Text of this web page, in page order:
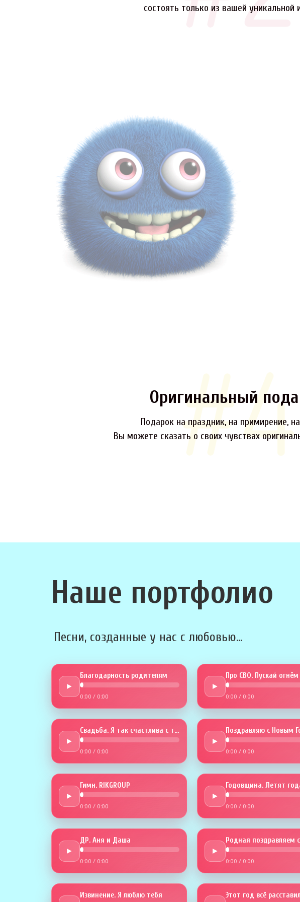
состоять только из вашей уникальной
Оригинальный
Подарок на праздник, на примирение,
Вы можете сказать о своих чувствах
Наше портфолио
Песни, созданные у нас с любовью...
►
Благодарность родителям
0:00 / 0:00
►
Про СВО. Пускай огнём
0:00 / 0:00
►
Свадьба. Я так счастлива с тобой
0:00 / 0:00
►
Поздравляю с Новым
0:00 / 0:00
►
Гимн. RIKGROUP
0:00 / 0:00
►
Годовщина. Летят
0:00 / 0:00
►
ДР. Аня и Даша
0:00 / 0:00
►
0:00 / 0:00
Извинение. Я люблю тебя